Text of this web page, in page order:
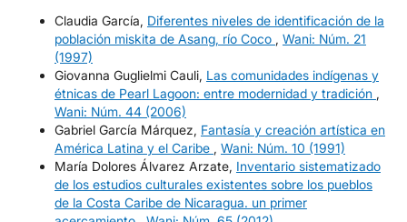
Claudia García, Diferentes niveles de identificación de la
población miskita de Asang, río Coco , Wani: Núm. 21
(1997)
Giovanna Guglielmi Cauli, Las comunidades indígenas y
étnicas de Pearl Lagoon: entre modernidad y tradición ,
Wani: Núm. 44 (2006)
Gabriel García Márquez, Fantasía y creación artística en
América Latina y el Caribe , Wani: Núm. 10 (1991)
María Dolores Álvarez Arzate, Inventario sistematizado
de los estudios culturales existentes sobre los pueblos
de la Costa Caribe de Nicaragua. un primer